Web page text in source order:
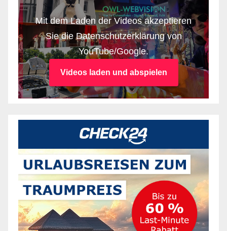
Mit dem Laden der Videos akzeptieren
Sie die Datenschutzerklärung von
YouTube/Google.
Videos laden und abspielen